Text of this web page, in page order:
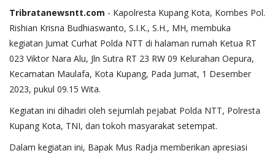
Tribratanewsntt.com - Kapolresta Kupang Kota, Kombes Pol.
Rishian Krisna Budhiaswanto, S.I.K., S.H., MH, membuka
kegiatan Jumat Curhat Polda NTT di halaman rumah Ketua RT
023 Viktor Nara Alu, Jln Sutra RT 23 RW 09 Kelurahan Oepura,
Kecamatan Maulafa, Kota Kupang, Pada Jumat, 1 Desember
2023, pukul 09.15 Wita.
Kegiatan ini dihadiri oleh sejumlah pejabat Polda NTT, Polresta
Kupang Kota, TNI, dan tokoh masyarakat setempat.
Dalam kegiatan ini, Bapak Mus Radja memberikan apresiasi